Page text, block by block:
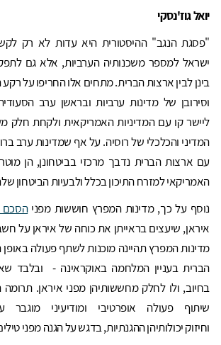
יואל גוז'נסקי
"פסגת הנגב" ההיסטורית היא עדות לא רק
ישראל למספר משכנותיה הערביות, אלא גם
בינן לבין ארצות הברית. מתחים אלו החריפו על
וסירובן של מדינות ערביות ובראשן ערב
ליישר קו עם המדיניות האמריקאית ולקחת חלק
המדיני והכלכלי של רוסיה. על אף שמדינות ערב
עם ארצות הברית נדבך מרכזי בביטחונן, הן
האמריקאי למזרח התיכון בכלל ולבעיות הביטחון
נוסף על כך, מדינות המפרץ חוששות מפניהסכם
איראן, שיעצים בראייתן את כוחה של איראן על
מדינות המפרץ תהיינה מוכנות לשתף פעולה
הברית בעניין המלחמה באוקראינה - ובלבד
בחיוב, ולו לחלק מחששותיהן מפני איראן. תרומה
שיתוף פעולה אופרטיבי ומודיעיני
וחיזוק יכולותיהן ההגנתיות, בדגש על הגנה מפני